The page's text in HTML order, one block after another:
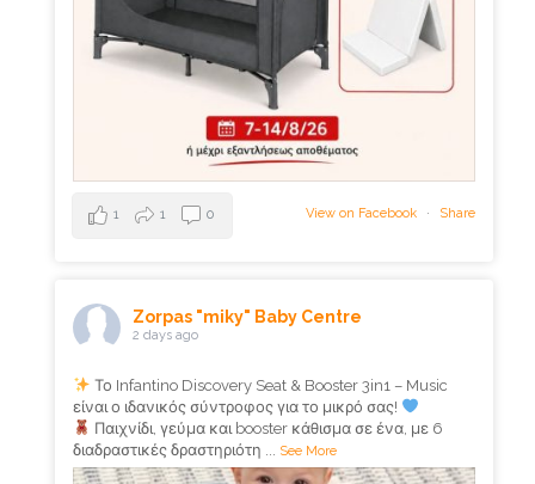
View on Facebook · Share
1 1 0
Zorpas "miky" Baby Centre
2 days ago
Το Infantino Discovery Seat & Booster 3in1 – Music
είναι ο ιδανικός σύντροφος για το μικρό σας!
Παιχνίδι, γεύμα και booster κάθισμα σε ένα, με 6
διαδραστικές δραστηριότη
See More